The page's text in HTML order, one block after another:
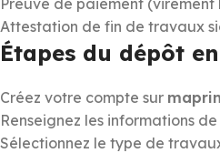
Attestation de fin de travaux
Étapes du dépôt
Créez votre compte sur
Renseignez les informations
Sélectionnez le type de